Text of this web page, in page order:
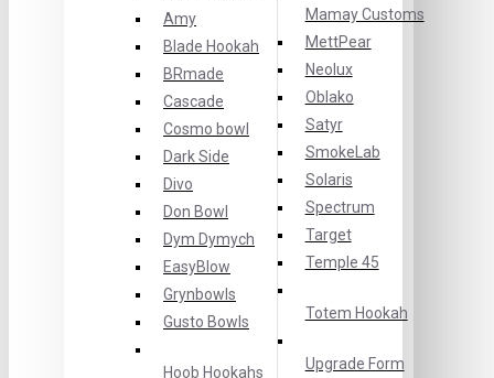
Amy
Blade Hookah
BRmade
Cascade
Cosmo bowl
Dark Side
Divo
Don Bowl
Dym Dymych
EasyBlow
Grynbowls
Gusto Bowls
Hoob Hookahs
Mamay Customs
MettPear
Neolux
Oblako
Satyr
SmokeLab
Solaris
Spectrum
Target
Temple 45
Totem Hookah
Upgrade Form